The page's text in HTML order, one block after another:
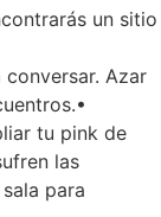
un sitio
Azar
tu pink de
las
para